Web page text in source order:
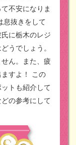
不安になりま
息抜きをして
に栃木のレジ
うでしょう。
ん。また、疲
すよ！
この
トも紹介して
の参考にして